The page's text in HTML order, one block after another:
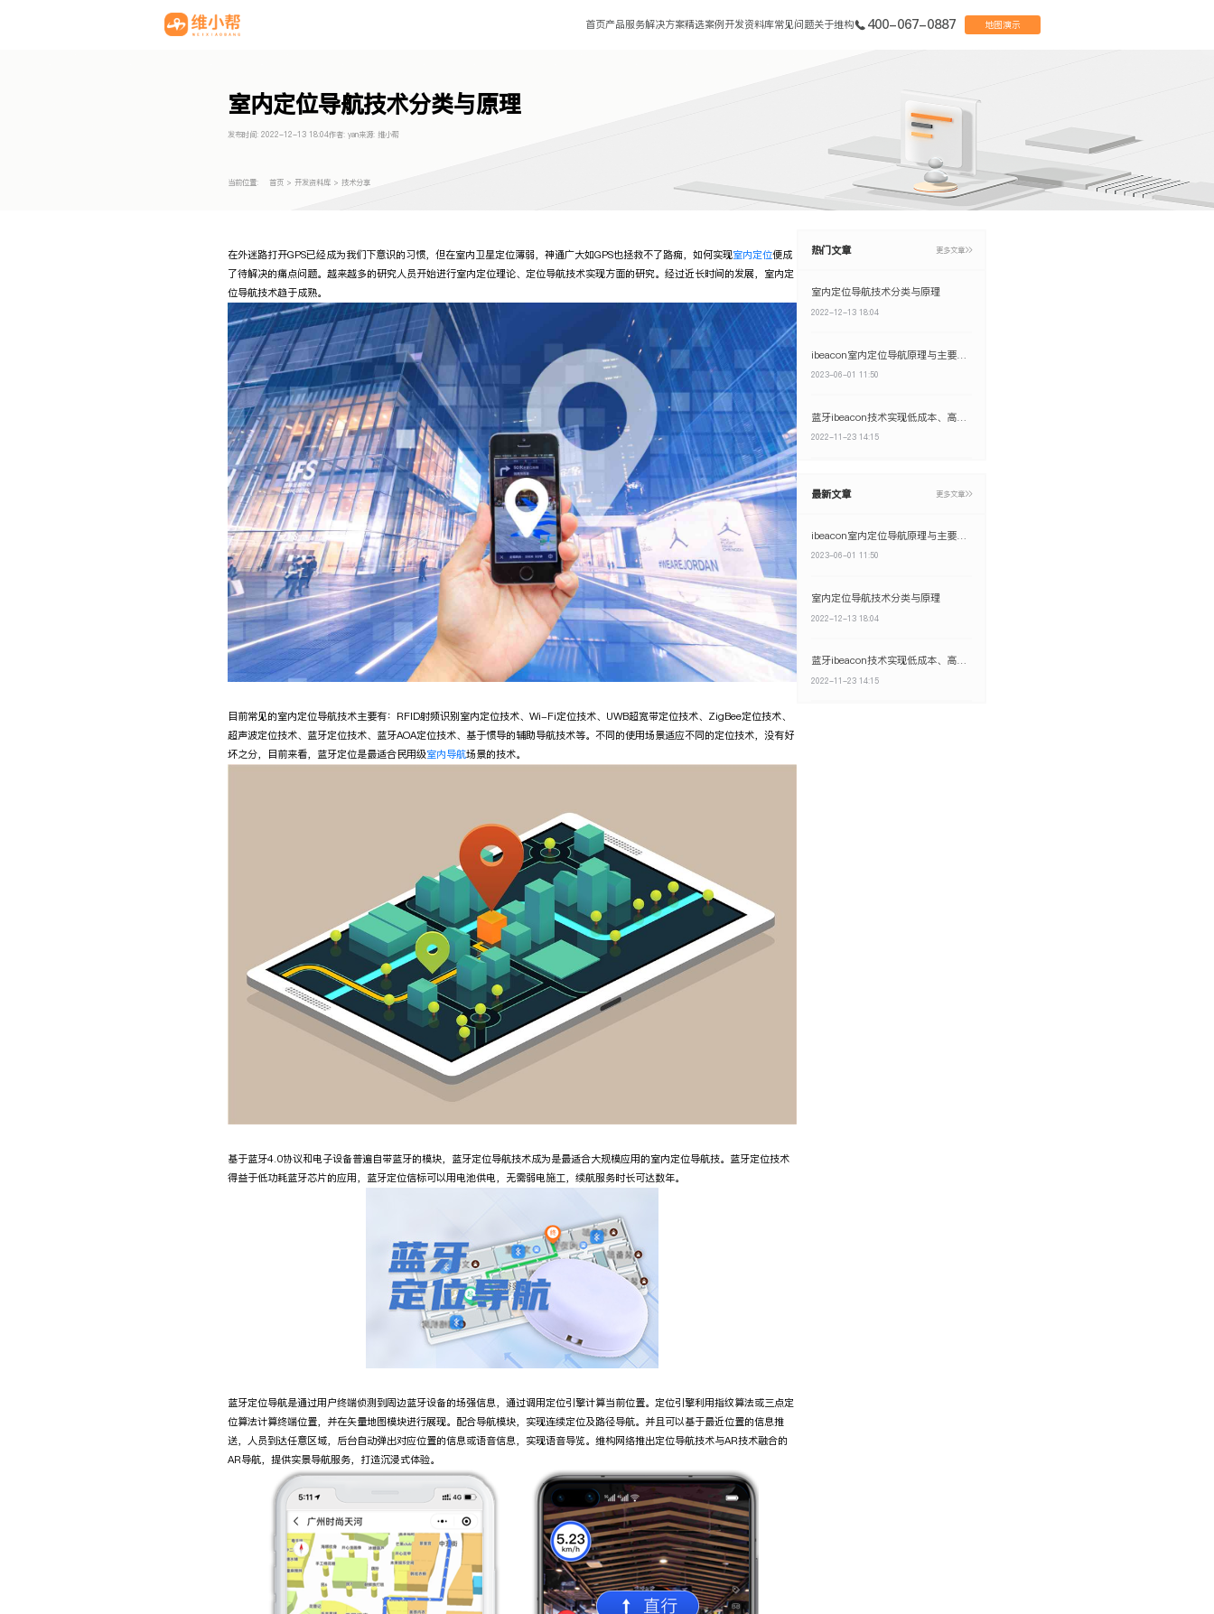
首页产品服务解决方案精选案例开发资料库常见问题关于维构 400-067-0887 地图演示
室内定位导航技术分类与原理
发布时间: 2022-12-13 18:04作者: yan来源: 维小帮
当前位置: 首页 > 开发资料库 > 技术分享
在外迷路打开GPS已经成为我们下意识的习惯，但在室内卫星定位薄弱，神通广大如GPS也拯救不了路痴，如何实现室内定位便成
了待解决的痛点问题。越来越多的研究人员开始进行室内定位理论、定位导航技术实现方面的研究。经过近长时间的发展， 室内定
位导航技术趋于成熟。
目前常见的室内定位导航技术主要有：RFID射频识别室内定位技术、Wi-Fi定位技术、UWB超宽带定位技术、ZigBee定位技术、
超声波定位技术、蓝牙定位技术、蓝牙AOA定位技术、基于惯导的辅助导航技术等。不同的使用场景适应不同的定位技术，没有好
坏之分，目前来看，蓝牙定位是最适合民用级室内导航场景的技术。
基于蓝牙4.0协议和电子设备普遍自带蓝牙的模块，蓝牙定位导航技术成为是最适合大规模应用的室内定位导航技。蓝牙定位技术
得益于低功耗蓝牙芯片的应用，蓝牙定位信标可以用电池供电，无需弱电施工，续航服务时长可达数年。
蓝牙定位导航是通过用户终端侦测到周边蓝牙设备的场强信息，通过调用定位引擎计算当前位置。定位引擎利用指纹算法或三点定
位算法计算终端位置，并在矢量地图模块进行展现。配合导航模块，实现连续定位及路径导航。并且可以基于最近位置的信息推
送，人员到达任意区域，后台自动弹出对应位置的信息或语音信息，实现语音导览。维构网络推出定位导航技术与AR技术融合的
AR导航，提供实景导航服务，打造沉浸式体验。
热门文章 更多文章
室内定位导航技术分类与原理
2022-12-13 18:04
ibeacon室内定位导航原理与主要特点
2023-06-01 11:50
蓝牙ibeacon技术实现低成本、高精度室内定位
2022-11-23 14:15
最新文章 更多文章
ibeacon室内定位导航原理与主要特点
2023-06-01 11:50
室内定位导航技术分类与原理
2022-12-13 18:04
蓝牙ibeacon技术实现低成本、高精度室内定位
2022-11-23 14:15